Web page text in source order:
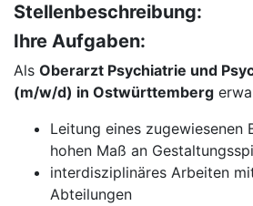
Stellenbeschreibung:
Ihre Aufgaben:
Als Oberarzt Psychiatrie und
(m/w/d) in Ostwürttemberg
Leitung eines zugewiesenen
hohen Maß an
interdisziplinäres Arbeiten
Abteilungen